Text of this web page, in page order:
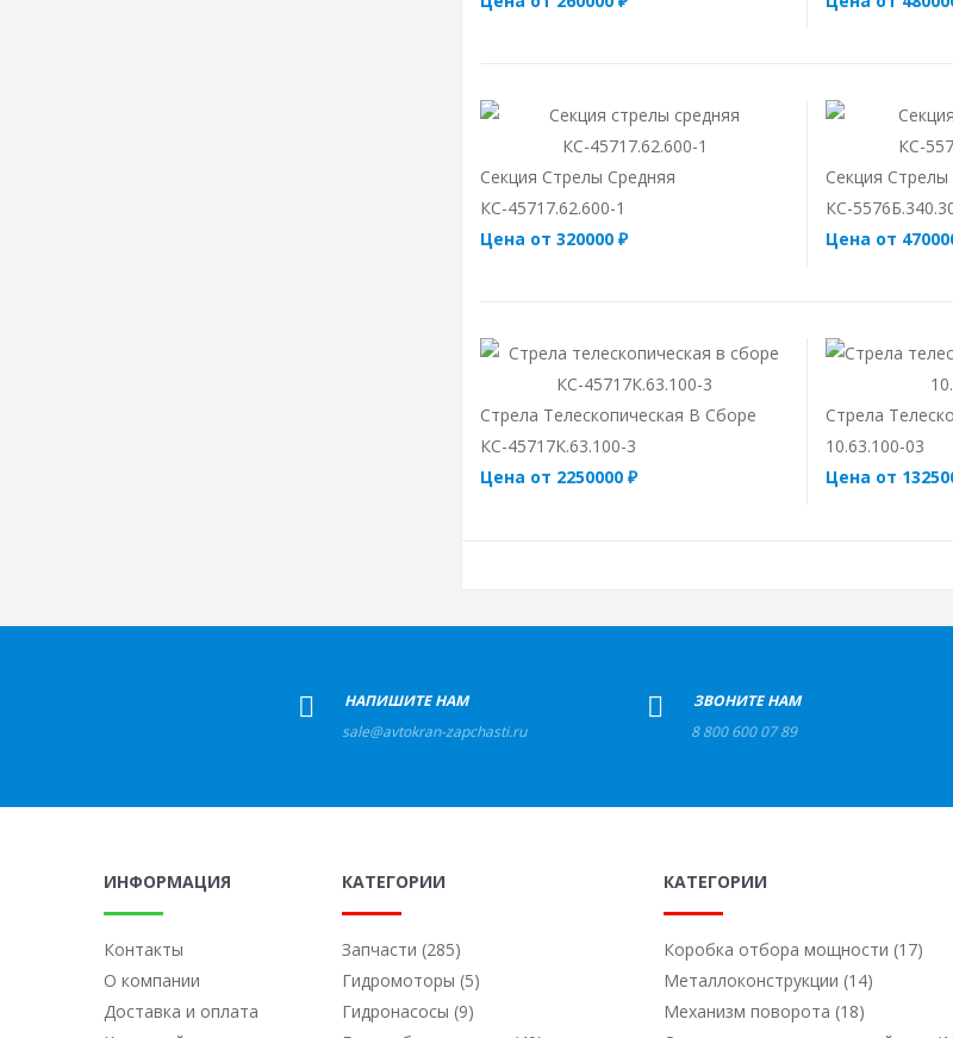
Секция Стрелы Средняя
КС-45717.62.600-1
Цена от 320000 ₽
Секция Стрелы
КС-
Цена от
Стрела Телескопическая В Сборе
КС-45717К.63.100-3
Цена от 2250000 ₽
Стрела
10.63.100-03
Цена от
НАПИШИТЕ НАМ
sale@avtokran-zapchasti.ru
ЗВОНИТЕ НАМ
8 800 600 07 89
ИНФОРМАЦИЯ
Контакты
О компании
Доставка и оплата
КАТЕГОРИИ
Запчасти (285)
Гидромоторы (5)
Гидронасосы (9)
КАТЕГОРИИ
Коробка отбора мощности (17)
Металлоконструкции (14)
Механизм поворота (18)